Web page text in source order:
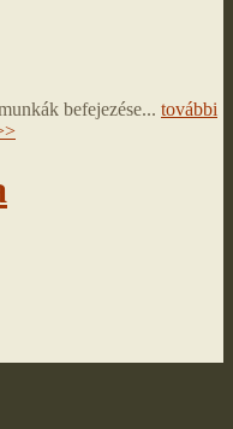
befejezése... további